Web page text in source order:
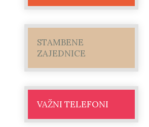
STAMBENE
ZAJEDNICE
VAŽNI TELEFONI